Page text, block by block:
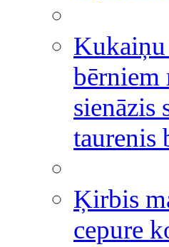
Kukaiņu
bērniem
sienāzis
taurenis
Ķirbis
cepure